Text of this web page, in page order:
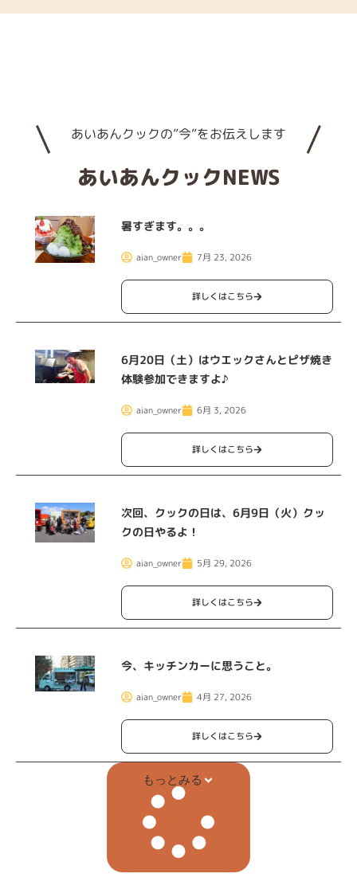
あいあんクックの”今”をお伝えします
あいあんクックNEWS
暑すぎます。。。
aian_owner 7月 23, 2026
詳しくはこちら
6月20日（土）はウエックさんとピザ焼き
体験参加できますよ♪
aian_owner 6月 3, 2026
詳しくはこちら
次回、クックの日は、6月9日（火）クッ
クの日やるよ！
aian_owner 5月 29, 2026
詳しくはこちら
今、キッチンカーに思うこと。
aian_owner 4月 27, 2026
詳しくはこちら
もっとみる